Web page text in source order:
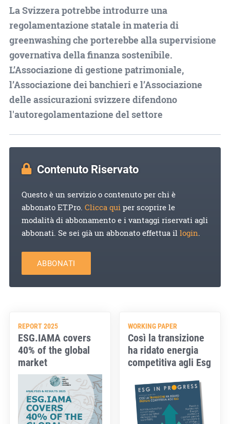
La Svizzera potrebbe introdurre una
regolamentazione statale in materia di
greenwashing che porterebbe alla supervisione
governativa della finanza sostenibile.
L’Associazione di gestione patrimoniale,
l’Associazione dei banchieri e l’Associazione
delle assicurazioni svizzere difendono
l'autoregolamentazione del settore
Contenuto Riservato
Questo è un servizio o contenuto per chi è
abbonato ET.Pro. Clicca quiper scoprire le
modalità di abbonamento e i vantaggi riservati agli
abbonati. Se sei già un abbonato effettua illogin.
ABBONATI
REPORT 2025
ESG.IAMA covers
40% of the global
market
WORKING PAPER
Così la transizione
ha ridato energia
competitiva agli Esg